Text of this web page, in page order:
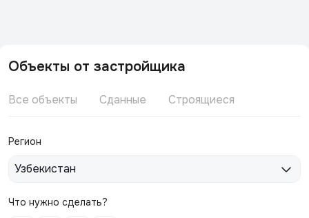
Объекты от застройщика
Все объекты Сданные Строящиеся
Регион
Узбекистан
Что нужно сделать?